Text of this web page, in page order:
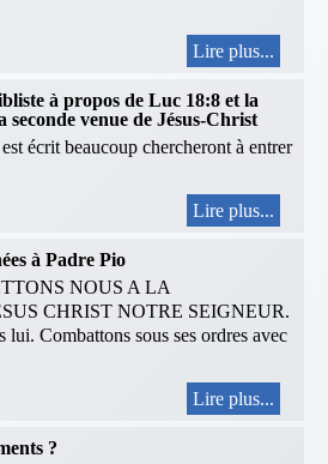
Lire plus...
à propos de Luc 18:8 et la
seconde venue de Jésus-Christ
écrit beaucoup chercheront à entrer
Lire plus...
à Padre Pio
NOUS A LA
CHRIST NOTRE SEIGNEUR.
Combattons sous ses ordres avec
Lire plus...
?